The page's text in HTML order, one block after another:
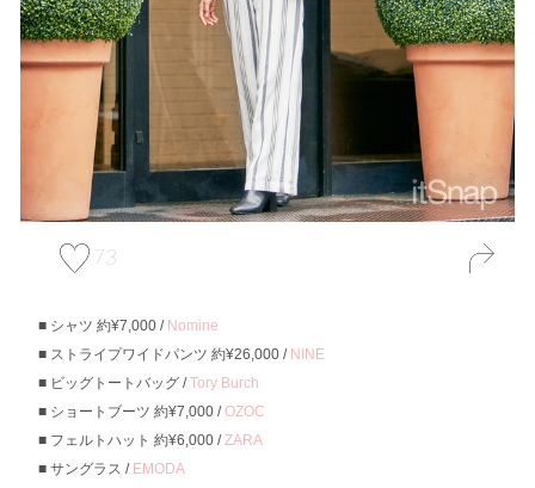
73
シャツ 約¥7,000 / Nomine
ストライプワイドパンツ 約¥26,000 / NINE
ビッグトートバッグ /Tory Burch
ショートブーツ 約¥7,000 /OZOC
フェルトハット 約¥6,000 /ZARA
サングラス / EMODA